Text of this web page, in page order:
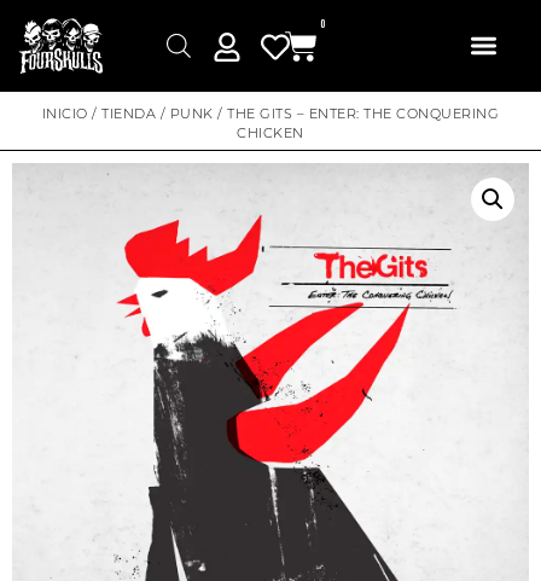
0
INICIO /TIENDA / PUNK / THE GITS – ENTER: THE CONQUERING
CHICKEN